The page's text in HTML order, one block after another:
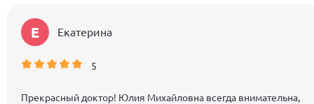
Е Екатерина
5
Прекрасный доктор! Юлия Михайловна всегда внимательна,